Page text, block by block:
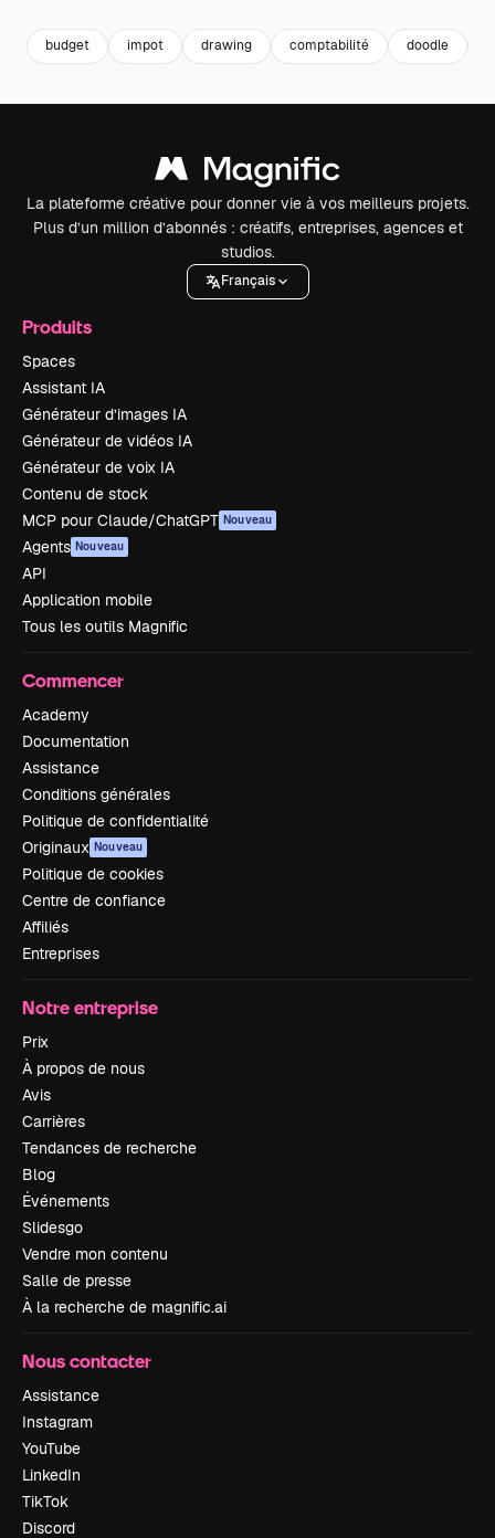
budget impot drawing comptabilité doodle
La plateforme créative pour donner vie à vos meilleurs projets.
Plus d’un million d’abonnés : créatifs, entreprises, agences et
studios.
Français
Produits
Spaces
Assistant IA
Générateur d’images IA
Générateur de vidéos IA
Générateur de voix IA
Contenu de stock
MCP pour Claude/ChatGPT Nouveau
Agents Nouveau
API
Application mobile
Tous les outils Magnific
Commencer
Academy
Documentation
Assistance
Conditions générales
Politique de confidentialité
Originaux Nouveau
Politique de cookies
Centre de confiance
Affiliés
Entreprises
Notre entreprise
Prix
À propos de nous
Avis
Carrières
Tendances de recherche
Blog
Événements
Slidesgo
Vendre mon contenu
Salle de presse
À la recherche de magnific.ai
Nous contacter
Assistance
Instagram
YouTube
LinkedIn
TikTok
Discord